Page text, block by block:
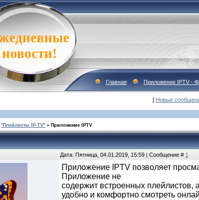
новости!
Главная Приложение IPTV -
[ Новые
"Плейлисты IP-TV" » Приложение IPTV
Дата: Пятница, 04.01.2019, 15:59 | Сообщение # 1
Приложение IPTV позволяет
Приложение не
содержит встроенных
удобно и комфортно смотреть